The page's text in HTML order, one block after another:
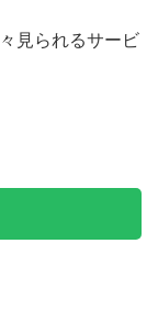
見られるサービ